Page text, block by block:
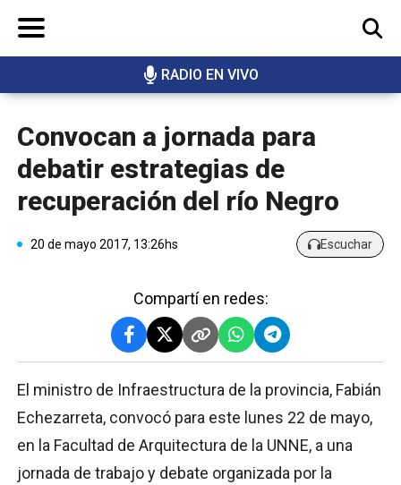
RADIO EN VIVO
BUSCAR
Convocan a jornada para
debatir estrategias de
recuperación del río Negro
20 de mayo 2017, 13:26hs Escuchar
Compartí en redes:
El ministro de Infraestructura de la provincia, Fabián
Echezarreta, convocó para este lunes 22 de mayo,
en la Facultad de Arquitectura de la UNNE, a una
jornada de trabajo y debate organizada por la